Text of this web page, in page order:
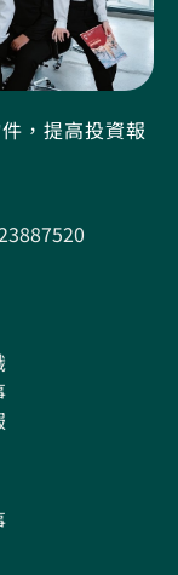
，提高投資報